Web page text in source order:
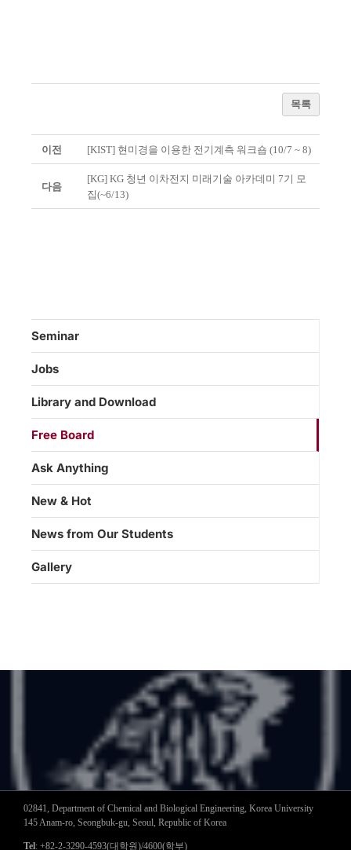
목록
이전 [KIST] 현미경을 이용한 전기계측 워크숍 (10/7 ~ 8)
다음
[KG] KG 청년 이차전지 미래기술 아카데미 7기 모
집(~6/13)
Seminar
Jobs
Library and Download
Free Board
Ask Anything
New & Hot
News from Our Students
Gallery
02841, Department of Chemical and Biological Engineering, Korea University
145 Anam-ro, Seongbuk-gu, Seoul, Republic of Korea
Tel: +82-2-3290-4593(대학원)/4600(학부)